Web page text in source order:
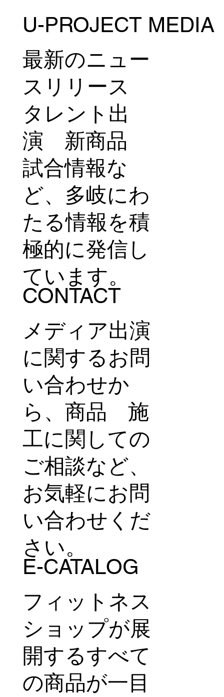
菅原和政がMUAY THAI SUPER CHAMPに
U-PROJECT MEDIA
最新のニュー
スリリース
タレント出
演 新商品
試合情報な
ど、多岐にわ
たる情報を積
極的に発信し
ています。
CONTACT
メディア出演
に関するお問
い合わせか
ら、商品 施
工に関しての
ご相談など、
お気軽にお問
い合わせくだ
さい。
E-CATALOG
フィットネス
ショップが展
開するすべて
の商品が一目